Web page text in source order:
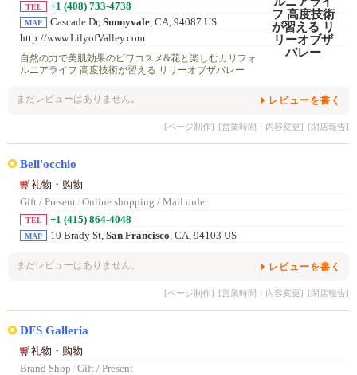
TEL +1 (408) 733-4738
MAP Cascade Dr, Sunnyvale, CA, 94087 US
http://www.LilyofValley.com
自然の力で美肌効果のビワコスメ&花と楽しむカリフォ
ルニアライフ 高度技術が習える リリーオブザバレー
まだレビューはありません。 レビューを書く
[ページ制作] [営業時間・内容変更] [閉店報告]
Bell'occhio
礼物・购物
Gift / Present/ Online shopping / Mail order
TEL +1 (415) 864-4048
MAP 10 Brady St, San Francisco, CA, 94103 US
まだレビューはありません。 レビューを書く
[ページ制作] [営業時間・内容変更] [閉店報告]
DFS Galleria
礼物・购物
Brand Shop / Gift / Present